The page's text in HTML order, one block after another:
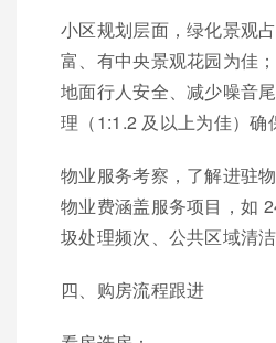
小区规划层面，绿化景观
富、有中央景观花园为佳
地面行人安全、减少噪音
理（1:1.2 及以上为佳）确
物业服务考察，了解进驻
物业费涵盖服务项目，如
圾处理频次、公共区域清洁
四、购房流程跟进